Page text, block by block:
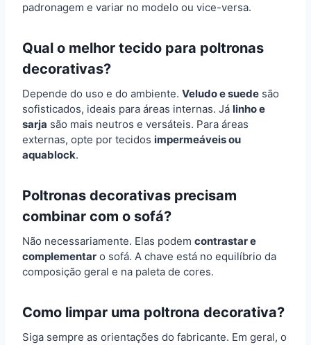
padronagem e variar no modelo ou vice-versa.
Qual o melhor tecido para poltronas
decorativas?
Depende do uso e do ambiente. Veludo e suede são
sofisticados, ideais para áreas internas. Já linho e
sarja são mais neutros e versáteis. Para áreas
externas, opte por tecidos impermeáveis ou
aquablock.
Poltronas decorativas precisam
combinar com o sofá?
Não necessariamente. Elas podem contrastar e
complementar o sofá. A chave está no equilíbrio da
composição geral e na paleta de cores.
Como limpar uma poltrona decorativa?
Siga sempre as orientações do fabricante. Em geral, o